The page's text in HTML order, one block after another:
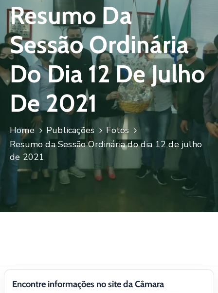
CONTATO
Resumo Da
Sessão Ordinária
Do Dia 12 De Julho
De 2021
Home Publicações
Fotos
Resumo da Sessão Ordinária do dia 12 de julho
de 2021
Encontre informações no site da Câmara